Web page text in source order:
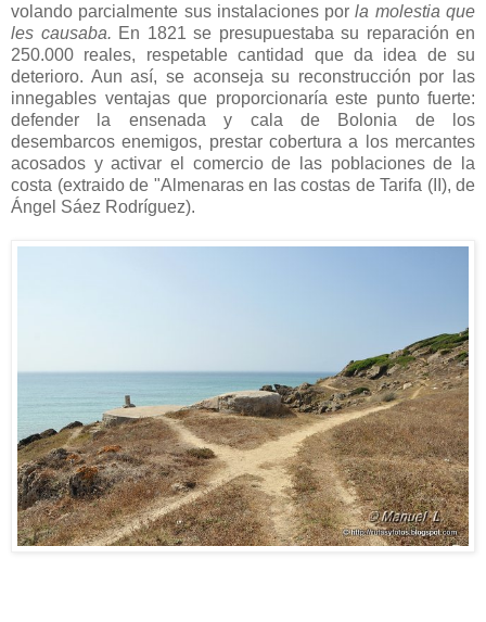
volando parcialmente sus instalaciones porla molestia que
les causaba. En 1821 se presupuestaba su reparación en
250.000 reales, respetable cantidad que da idea de su
deterioro. Aun así, se aconseja su reconstrucción por las
innegables ventajas que proporcionaría este punto fuerte:
defender la ensenada y cala de Bolonia de los
desembarcos enemigos, prestar cobertura a los mercantes
acosados y activar el comercio de las poblaciones de la
costa (extraido de "Almenaras en las costas de Tarifa (II), de
Ángel Sáez Rodríguez).